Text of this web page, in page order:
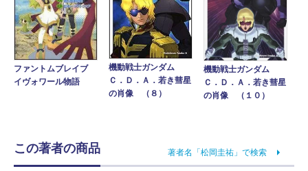
ファントムブレイブ
イヴォワール物語
機動戦士ガンダム
Ｃ．Ｄ．Ａ．若き彗星
の肖像 （８）
機動戦士ガンダム
Ｃ．Ｄ．Ａ．若き彗星
の肖像 （１０）
この著者の商品 著者名「松岡圭祐」で検索